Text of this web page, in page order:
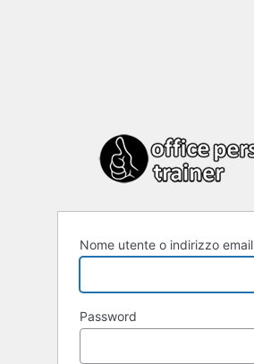
Nome utente o indirizzo email
Password